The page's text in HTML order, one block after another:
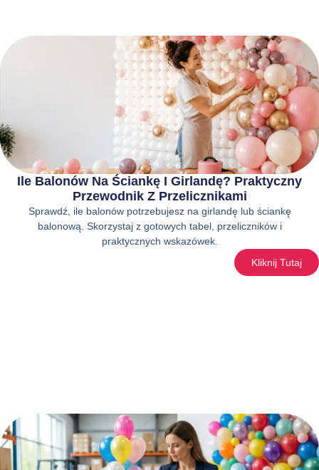
Ile Balonów Na Ściankę I Girlandę? Praktyczny
Przewodnik Z Przelicznikami
Sprawdź, ile balonów potrzebujesz na girlandę lub ściankę
balonową. Skorzystaj z gotowych tabel, przeliczników i
praktycznych wskazówek.
Kliknij Tutaj